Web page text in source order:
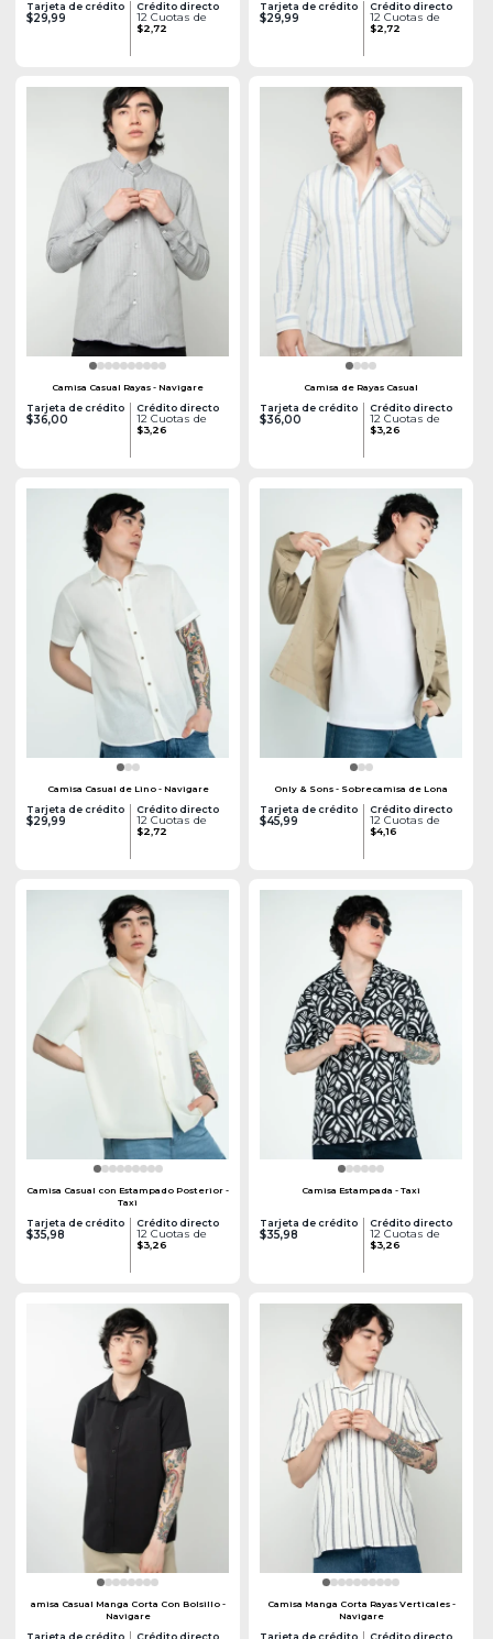
Tarjeta de crédito
$29,99
Crédito directo
12 Cuotas de
$2,72
Tarjeta de crédito
$29,99
Crédito directo
12 Cuotas de
$2,72
Camisa Casual Rayas - Navigare
Tarjeta de crédito
$36,00
Crédito directo
12 Cuotas de
$3,26
Camisa de Rayas Casual
Tarjeta de crédito
$36,00
Crédito directo
12 Cuotas de
$3,26
Camisa Casual de Lino - Navigare
Tarjeta de crédito
$29,99
Crédito directo
12 Cuotas de
$2,72
Only & Sons - Sobrecamisa de Lona
Tarjeta de crédito
$45,99
Crédito directo
12 Cuotas de
$4,16
Camisa Casual con Estampado Posterior -
Taxi
Tarjeta de crédito
$35,98
Crédito directo
12 Cuotas de
$3,26
Camisa Estampada - Taxi
Tarjeta de crédito
$35,98
Crédito directo
12 Cuotas de
$3,26
amisa Casual Manga Corta Con Bolsillo -
Navigare
Tarjeta de crédito Crédito directo
Camisa Manga Corta Rayas Verticales -
Navigare
Tarjeta de crédito Crédito directo